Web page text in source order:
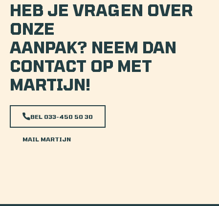
HEB JE VRAGEN OVER
ONZE
AANPAK? NEEM DAN
CONTACT OP MET
MARTIJN!
BEL 033-450 50 30
MAIL MARTIJN